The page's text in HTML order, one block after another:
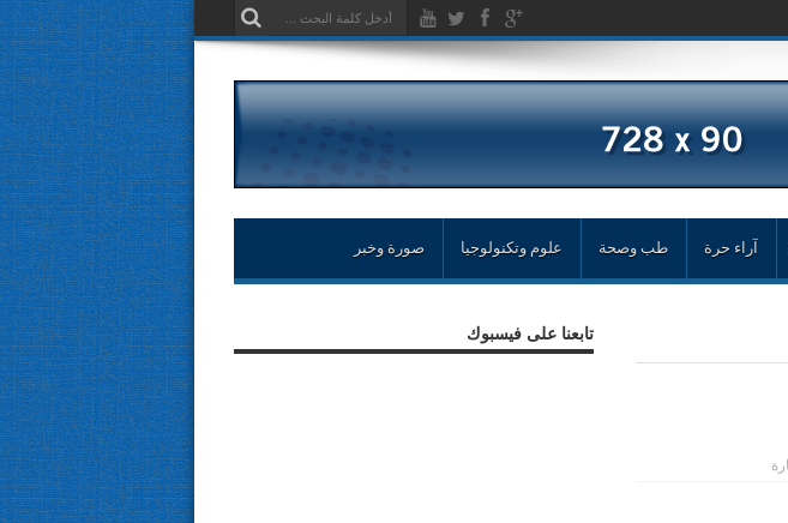
آراء حرة طب وصحة علوم وتكنولوجيا صورة وخبر
تابعنا على فيسبوك